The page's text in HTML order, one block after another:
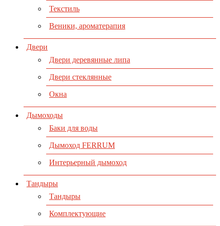
Текстиль
Веники, ароматерапия
Двери
Двери деревянные липа
Двери стеклянные
Окна
Дымоходы
Баки для воды
Дымоход FERRUM
Интерьерный дымоход
Тандыры
Тандыры
Комплектующие